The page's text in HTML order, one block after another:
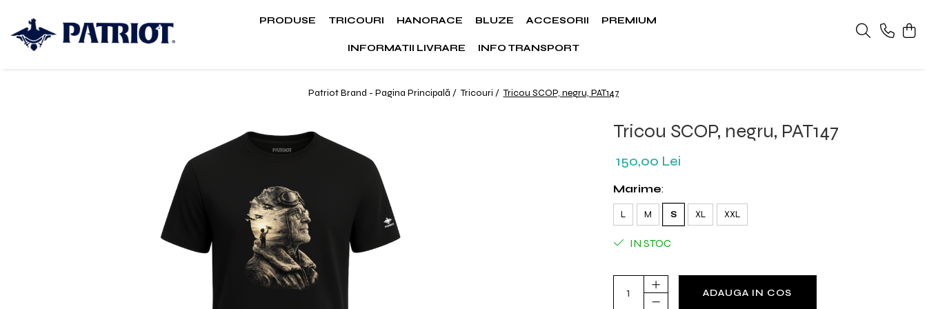
PRODUSE TRICOURI HANORACE BLUZE ACCESORII PREMIUM
INFORMATII LIVRARE INFO TRANSPORT
Patriot Brand - Pagina Principală / Tricouri / Tricou SCOP, negru, PAT147
Tricou SCOP, negru, PAT147
150,00 Lei
Marime:
L M S XL XXL
IN STOC
ADAUGA IN COS